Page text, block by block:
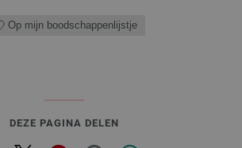
Op mijn boodschappenlijstje
DEZE PAGINA DELEN